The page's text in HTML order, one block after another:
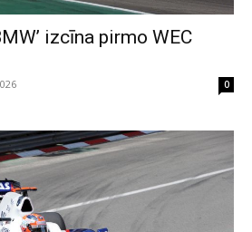
izcīna pirmo WEC
0